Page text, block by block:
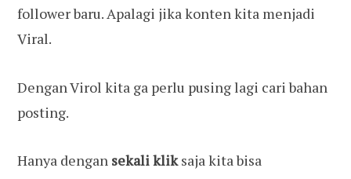
follower baru. Apalagi jika konten kita menjadi
Viral.
Dengan Virol kita ga perlu pusing lagi cari bahan
posting.
Hanya dengan sekali kliksaja kita bisa